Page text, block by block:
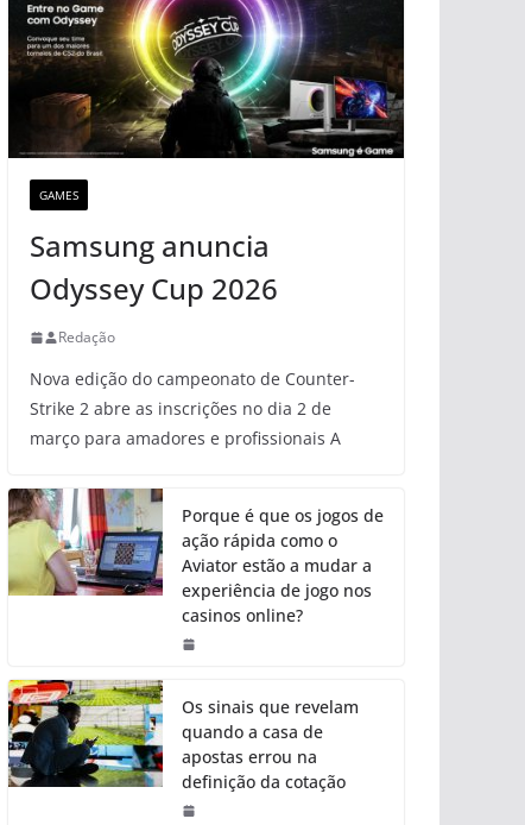
GAMES
Samsung anuncia
Odyssey Cup 2026
Redação
Nova edição do campeonato de Counter-
Strike 2 abre as inscrições no dia 2 de
março para amadores e profissionais A
Porque é que os jogos de
ação rápida como o
Aviator estão a mudar a
experiência de jogo nos
casinos online?
Os sinais que revelam
quando a casa de
apostas errou na
definição da cotação